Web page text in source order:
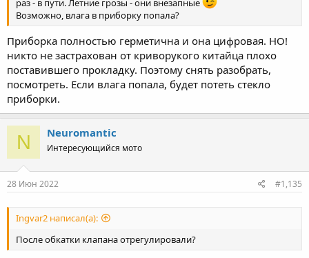
раз - в пути. Летние грозы - они внезапные
Возможно, влага в приборку попала?
Приборка полностью герметична и она цифровая. НО!
никто не застрахован от криворукого китайца плохо
поставившего прокладку. Поэтому снять разобрать,
посмотреть. Если влага попала, будет потеть стекло
приборки.
N Neuromantic
Интересующийся мото
28 Июн 2022 #1,135
Ingvar2 написал(а):
После обкатки клапана отрегулировали?